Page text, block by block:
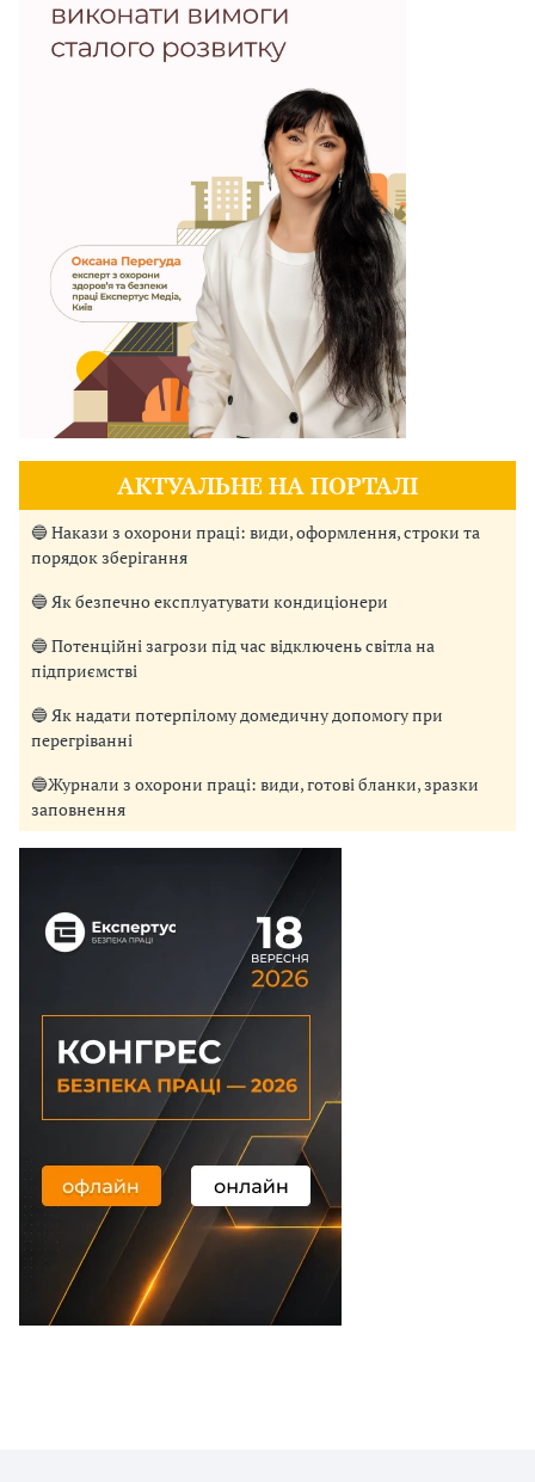
АКТУАЛЬНЕ НА ПОРТАЛІ
🔵 Накази з охорони праці: види, оформлення, строки та
порядок зберігання
🔵 Як безпечно експлуатувати кондиціонери
🔵 Потенційні загрози під час відключень світла на
підприємстві
🔵 Як надати потерпілому домедичну допомогу при
перегріванні
🔵Журнали з охорони праці: види, готові бланки, зразки
заповнення